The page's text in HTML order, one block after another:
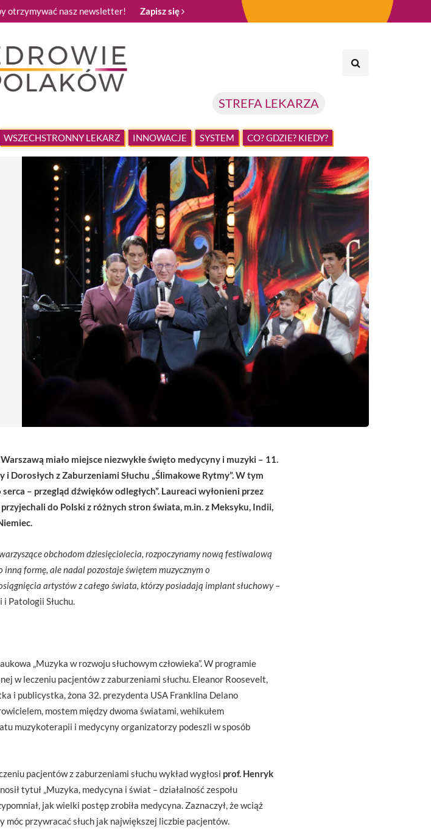
otrzymywać nasz newsletter! Zapisz się
STREFA LEKARZA
WSZECHSTRONNY LEKARZ INNOWACJE SYSTEM CO? GDZIE? KIEDY?
miało miejsce niezwykłe święto medycyny i muzyki – 11.
z Zaburzeniami Słuchu „Ślimakowe Rytmy”. W tym
– przegląd dźwięków odległych”. Laureaci wyłonieni przez
do Polski z różnych stron świata, m.in. z Meksyku, Indii,
obchodom dziesięciolecia, rozpoczynamy nową festiwalową
inną formę, ale nadal pozostaje świętem muzycznym o
artystów z całego świata, którzy posiadają implant słuchowy–
Patologii Słuchu.
„Muzyka w rozwoju słuchowym człowieka”. W programie
w leczeniu pacjentów z zaburzeniami słuchu. Eleanor Roosevelt,
i publicystka, żona 32. prezydenta USA Franklina Delano
mostem między dwoma światami, wehikułem
muzykoterapii i medycyny organizatorzy podeszli w sposób
pacjentów z zaburzeniami słuchu wykład wygłosi prof. Henryk
tytuł „Muzyka, medycyna i świat – działalność zespołu
jak wielki postęp zrobiła medycyna. Zaznaczył, że wciąż
przywracać słuch jak największej liczbie pacjentów.